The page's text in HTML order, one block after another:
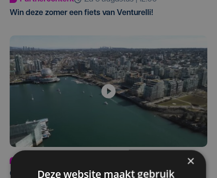
Win deze zomer een fiets van Venturelli!
Canada beleef je met Penta's Reizen
×
Deze website maakt gebruik